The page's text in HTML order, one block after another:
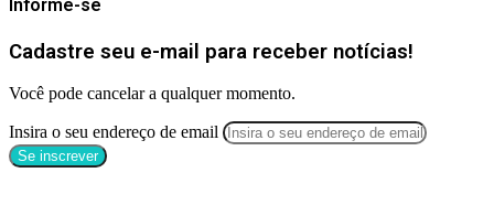
Informe-se
Cadastre seu e-mail para receber notícias!
Você pode cancelar a qualquer momento.
Insira o seu endereço de email